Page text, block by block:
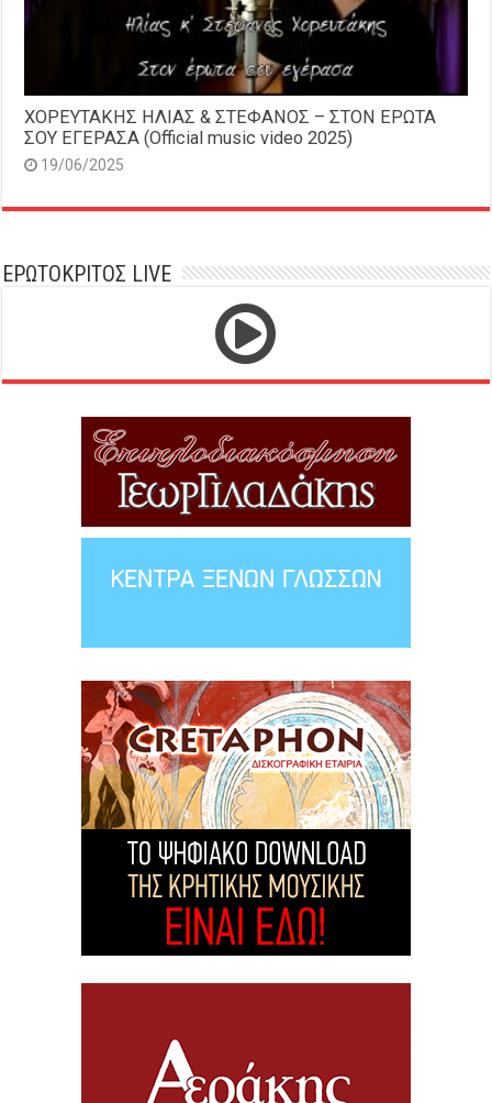
ΧΟΡΕΥΤΑΚΗΣ ΗΛΙΑΣ & ΣΤΕΦΑΝΟΣ – ΣΤΟΝ ΕΡΩΤΑ
ΣΟΥ ΕΓΕΡΑΣΑ (Official music video 2025)
19/06/2025
ΕΡΩΤΟΚΡΙΤΟΣ LIVE